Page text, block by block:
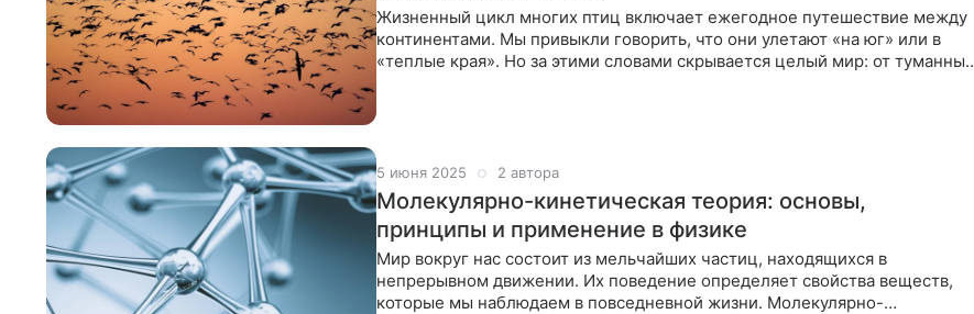
Жизненный цикл многих птиц включает ежегодное путешествие между
континентами. Мы привыкли говорить, что они улетают «на юг» или в
«теплые края». Но за этими словами скрывается целый мир: от туманных
5 июня 2025 2 автора
Молекулярно-кинетическая теория: основы,
принципы и применение в физике
Мир вокруг нас состоит из мельчайших частиц, находящихся в
непрерывном движении. Их поведение определяет свойства веществ,
которые мы наблюдаем в повседневной жизни. Молекулярно-